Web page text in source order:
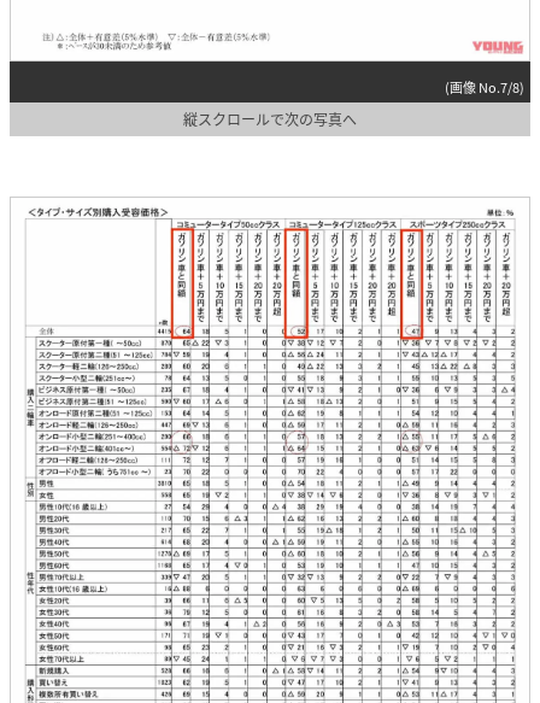
(画像 No.7/8)
縦スクロールで次の写真へ